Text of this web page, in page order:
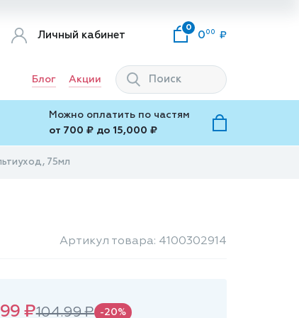
Личный кабинет
0
0 00
Блог Акции
Можно оплатить по частям
от 700 ₽ до 15,000 ₽
75мл
Артикул товара: 4100302914
₽104.99 ₽ -20%